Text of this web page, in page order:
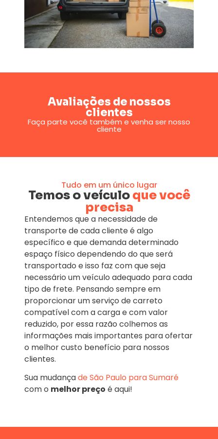
Avaliações de nossos
clientes
Faça parte você também e venha ser nosso
cliente
Tudo em um único lugar
Temos o veículoque você
precisa
Entendemos que a necessidade de
transporte de cada cliente é algo
específico e que demanda determinado
espaço físico dependendo do que será
transportado e isso faz com que seja
necessário um veículo adequado para cada
tipo de frete. Pensando sempre em
proporcionar um serviço de carreto
compatível com a carga e com valor
reduzido, por essa razão colhemos as
informações mais importantes para ofertar
o melhor custo benefício para nossos
clientes.
Sua mudançade São Paulo para Sumaré
com o melhor preço é aqui!